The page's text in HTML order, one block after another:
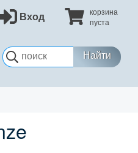
Найти
Вход
корзина
пуста